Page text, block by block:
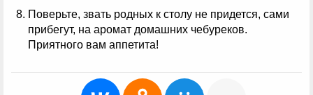
Поверьте, звать родных к столу не придется, сами
прибегут, на аромат домашних чебуреков.
Приятного вам аппетита!